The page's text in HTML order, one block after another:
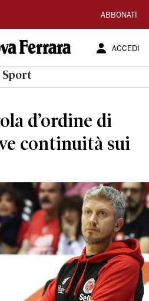
ABBONATI
ACCEDI
Sport
d’ordine di
continuità sui